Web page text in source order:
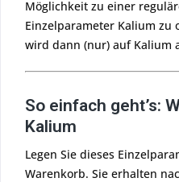
Möglichkeit zu einer
Einzelparameter Kalium zu
wird dann (nur) auf Kalium
So einfach geht’s:
Kalium
Legen Sie dieses
Warenkorb. Sie erhalten